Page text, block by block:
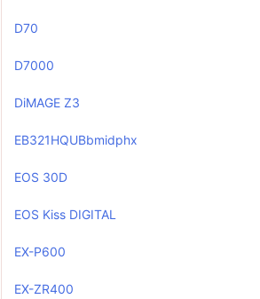
D70
D7000
DiMAGE Z3
EB321HQUBbmidphx
EOS 30D
EOS Kiss DIGITAL
EX-P600
EX-ZR400